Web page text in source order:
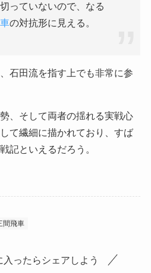
っていないので、なる
の対抗形に見える。
石田流を指す上でも非常に参
、そして両者の揺れる実戦心
て繊細に描かれており、すば
記といえるだろう。
間飛車
入ったらシェアしよう